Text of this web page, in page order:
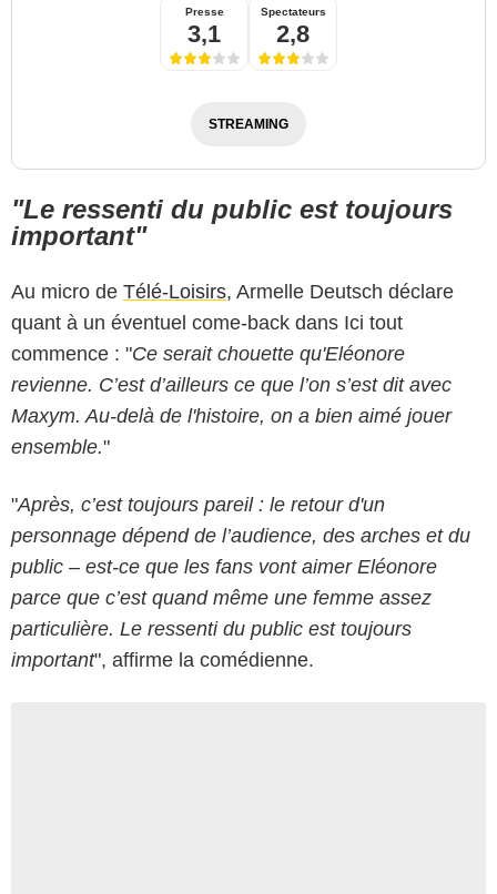
Presse
3,1
Spectateurs
2,8
STREAMING
"Le ressenti du public est toujours
important"
Au micro de Télé-Loisirs, Armelle Deutsch déclare
quant à un éventuel come-back dans Ici tout
commence : "Ce serait chouette qu'Eléonore
revienne. C’est d’ailleurs ce que l’on s’est dit avec
Maxym. Au-delà de l'histoire, on a bien aimé jouer
ensemble."
"Après, c’est toujours pareil : le retour d'un
personnage dépend de l’audience, des arches et du
public – est-ce que les fans vont aimer Eléonore
parce que c’est quand même une femme assez
particulière. Le ressenti du public est toujours
important", affirme la comédienne.